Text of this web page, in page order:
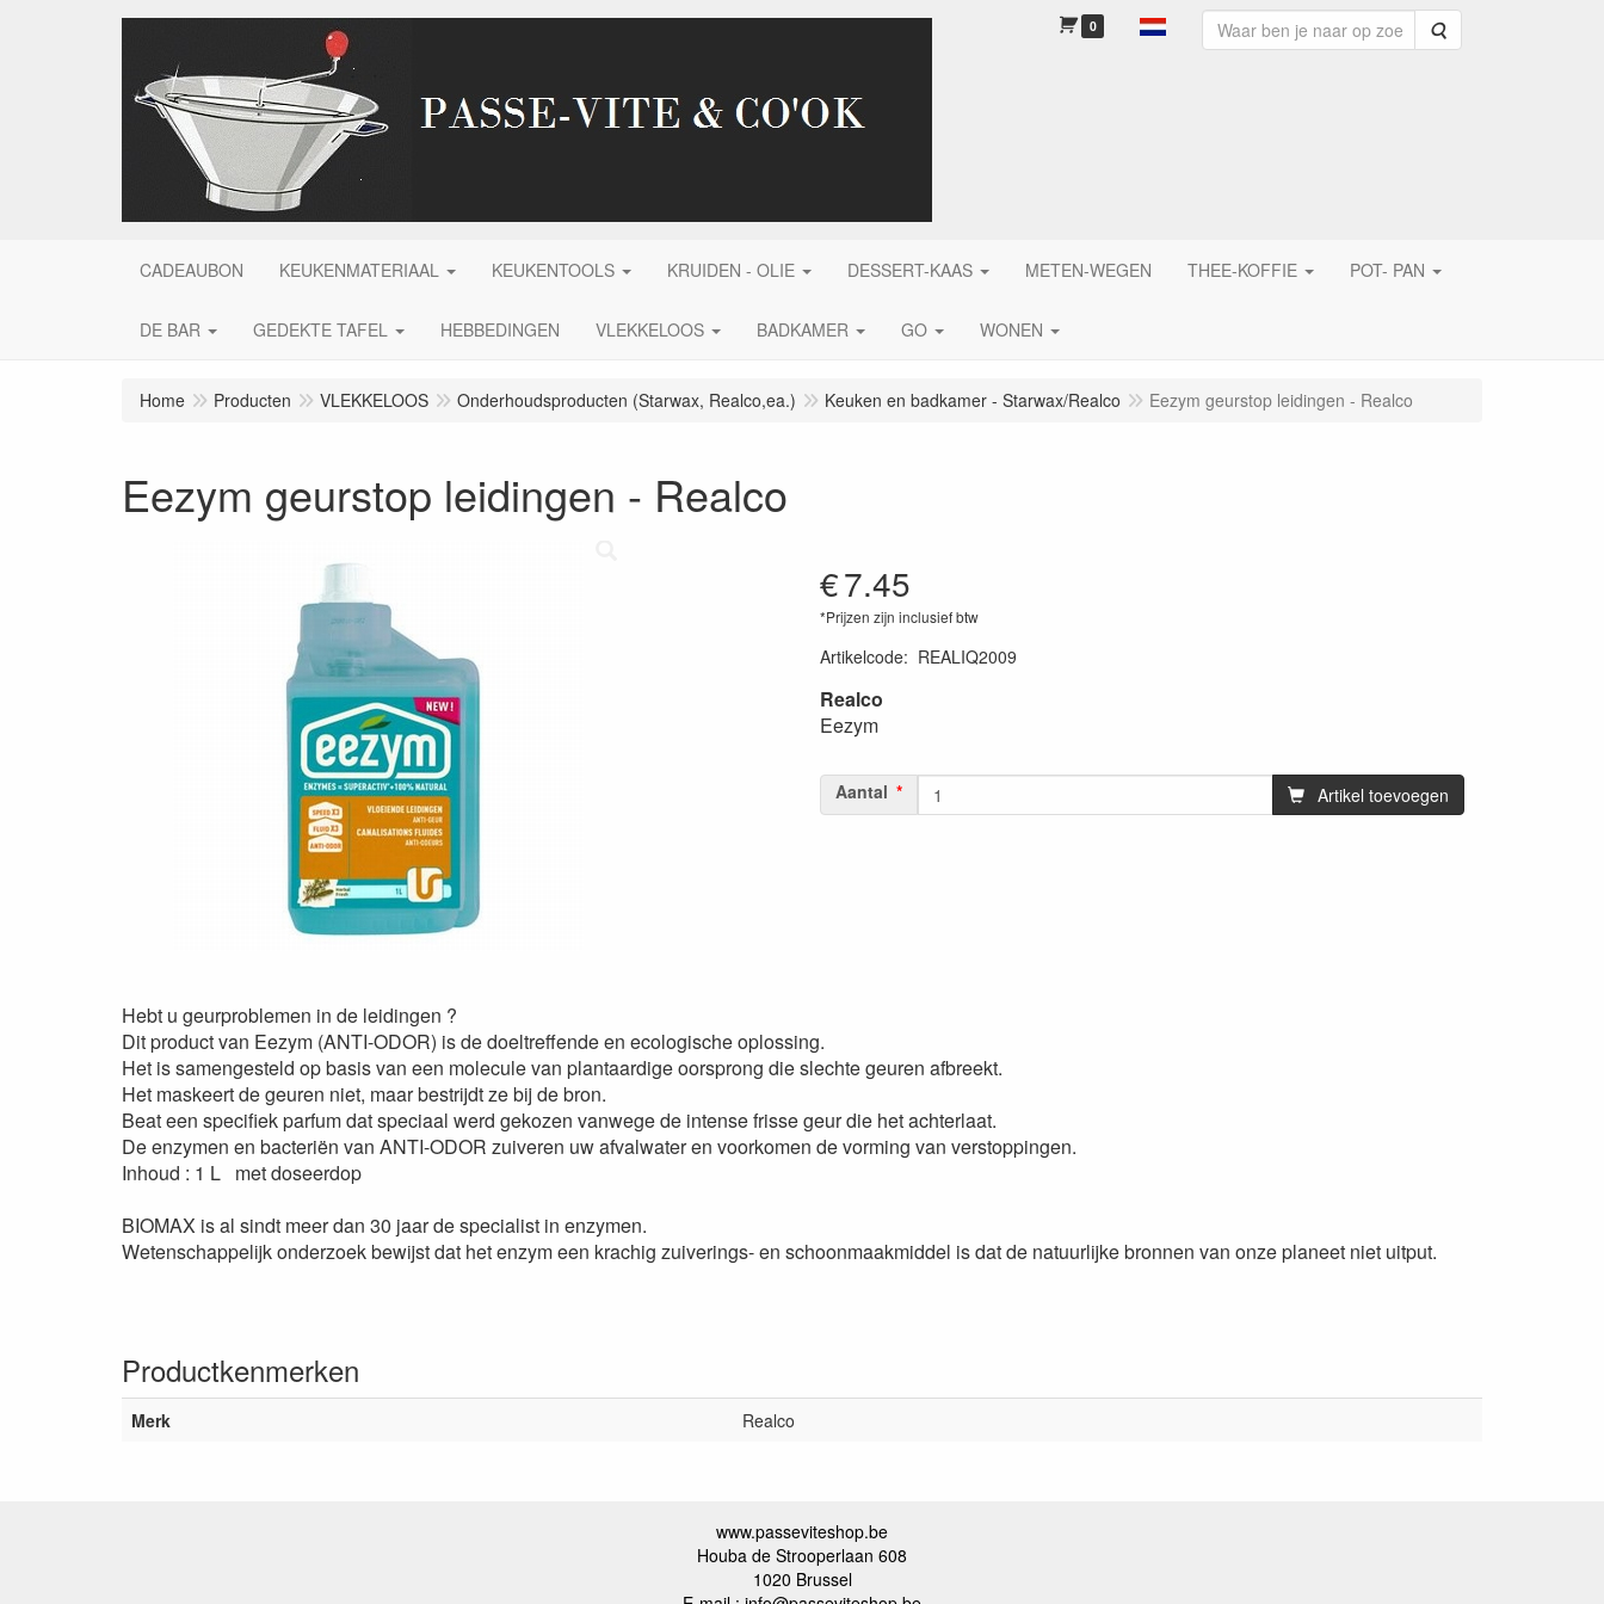
0 Zoeken
CADEAUBON KEUKENMATERIAAL KEUKENTOOLS KRUIDEN - OLIE DESSERT-KAAS METEN-WEGEN THEE-KOFFIE POT- PAN
DE BAR GEDEKTE TAFEL HEBBEDINGEN VLEKKELOOS BADKAMER GO WONEN
Home Producten VLEKKELOOS Onderhoudsproducten (Starwax, Realco,ea.) Keuken en badkamer - Starwax/Realco Eezym geurstop leidingen - Realco
Eezym geurstop leidingen - Realco
€7.45
*Prijzen zijn inclusief btw
Artikelcode: REALIQ2009
Realco
Eezym
Aantal Artikel toevoegen
Hebt u geurproblemen in de leidingen ?
Dit product van Eezym (ANTI-ODOR) is de doeltreffende en ecologische oplossing.
Het is samengesteld op basis van een molecule van plantaardige oorsprong die slechte geuren afbreekt.
Het maskeert de geuren niet, maar bestrijdt ze bij de bron.
Beat een specifiek parfum dat speciaal werd gekozen vanwege de intense frisse geur die het achterlaat.
De enzymen en bacteriën van ANTI-ODOR zuiveren uw afvalwater en voorkomen de vorming van verstoppingen.
Inhoud : 1 L met doseerdop
BIOMAX is al sindt meer dan 30 jaar de specialist in enzymen.
Wetenschappelijk onderzoek bewijst dat het enzym een krachig zuiverings- en schoonmaakmiddel is dat de natuurlijke bronnen van onze planeet niet uitput.
Productkenmerken
Merk Realco
www.passeviteshop.be
Houba de Strooperlaan 608
1020 Brussel